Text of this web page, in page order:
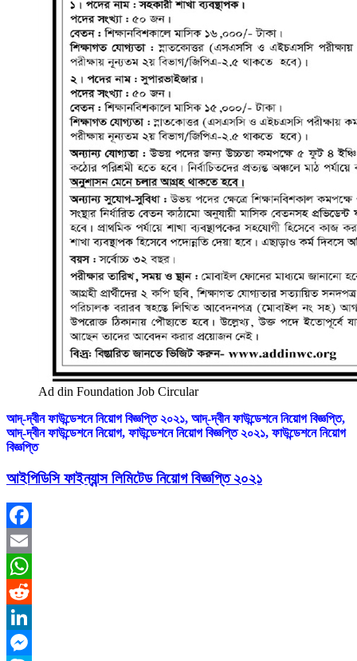
Ad din Foundation Job Circular
আদ্-দ্বীন ফাউন্ডেশনে নিয়োগ বিজ্ঞপ্তি ২০২১, আদ্-দ্বীন ফাউন্ডেশনে নিয়োগ বিজ্ঞপ্তি,
আদ্-দ্বীন ফাউন্ডেশনে নিয়োগ, ফাউন্ডেশনে নিয়োগ বিজ্ঞপ্তি ২০২১, ফাউন্ডেশনে নিয়োগ
বিজ্ঞপ্তি
আইপিডিসি ফাইন্যান্স লিমিটেড নিয়োগ বিজ্ঞপ্তি ২০২১
Facebook
Email
WhatsApp
Reddit
LinkedIn